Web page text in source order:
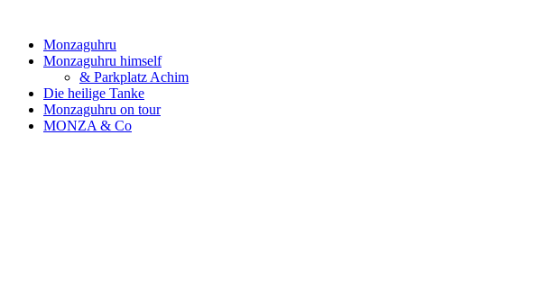
Monzaguhru
Monzaguhru himself
& Parkplatz Achim
Die heilige Tanke
Monzaguhru on tour
MONZA & Co